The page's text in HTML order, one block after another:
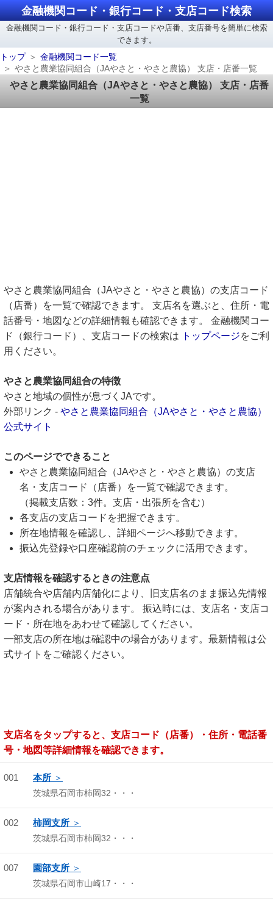
金融機関コード・銀行コード・支店コード検索
金融機関コード・銀行コード・支店コードや店番、支店番号を簡単に検索
できます。
トップ
金融機関コード一覧
やさと農業協同組合（JAやさと・やさと農協） 支店・店番一覧
やさと農業協同組合（JAやさと・やさと農協） 支店・店番
一覧
やさと農業協同組合（JAやさと・やさと農協）の支店コード
（店番）を一覧で確認できます。 支店名を選ぶと、住所・電
話番号・地図などの詳細情報も確認できます。 金融機関コー
ド（銀行コード）、支店コードの検索は
トップページをご利
用ください。
やさと農業協同組合の特徴
やさと地域の個性が息づくJAです。
外部リンク - やさと農業協同組合（JAやさと・やさと農協）
公式サイト
このページでできること
やさと農業協同組合（JAやさと・やさと農協）の支店
名・支店コード（店番）を一覧で確認できます。
（掲載支店数：3件。支店・出張所を含む）
各支店の支店コードを把握できます。
所在地情報を確認し、詳細ページへ移動できます。
振込先登録や口座確認前のチェックに活用できます。
支店情報を確認するときの注意点
店舗統合や店舗内店舗化により、旧支店名のまま振込先情報
が案内される場合があります。 振込時には、支店名・支店コ
ード・所在地をあわせて確認してください。
一部支店の所在地は確認中の場合があります。最新情報は公
式サイトをご確認ください。
支店名をタップすると、支店コード（店番）・住所・電話番
号・地図等詳細情報を確認できます。
001 本所
茨城県石岡市柿岡32・・・
002 柿岡支所
茨城県石岡市柿岡32・・・
007 園部支所
茨城県石岡市山崎17・・・